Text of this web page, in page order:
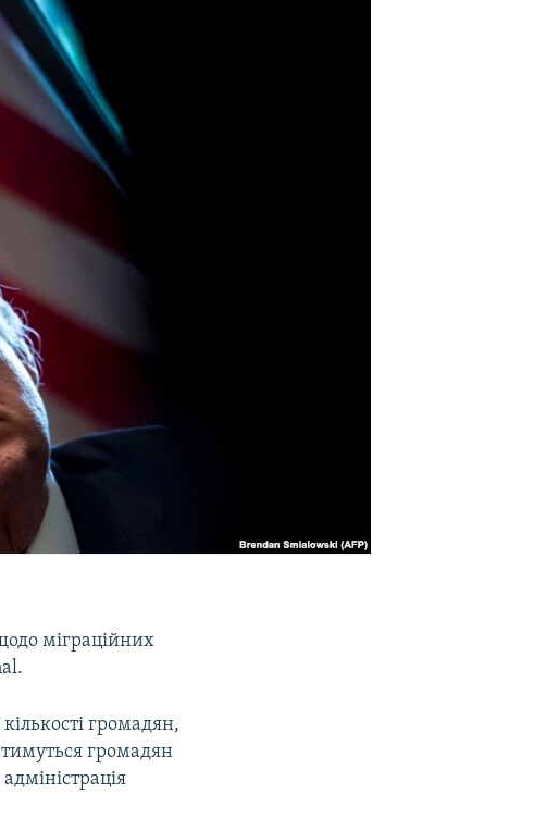
міграційних
громадян,
громадян